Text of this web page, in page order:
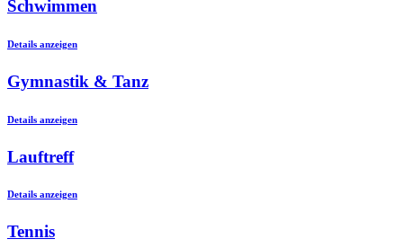
Schwimmen
Details anzeigen
Gymnastik & Tanz
Details anzeigen
Lauftreff
Details anzeigen
Tennis